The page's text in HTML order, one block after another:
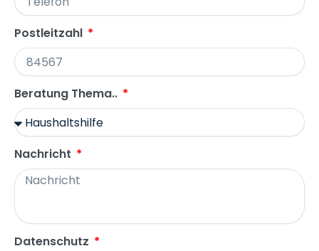
Postleitzahl
Beratung Thema..
Nachricht
Datenschutz